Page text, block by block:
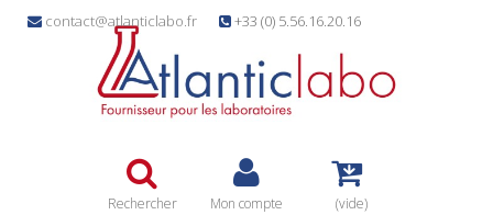
contact@atlanticlabo.fr +33 (0) 5.56.16.20.16
Rechercher Mon compte (vide)